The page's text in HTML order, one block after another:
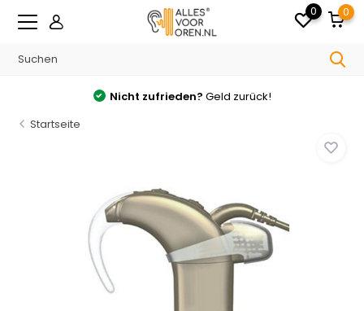
0 0
Nicht zufrieden? Geld zurück!
Startseite